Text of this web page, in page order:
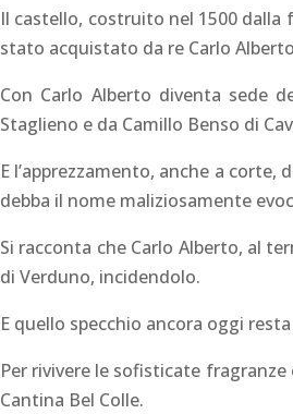
Il castello, costruito nel 1500 dalla
stato acquistato da re Carlo
Con Carlo Alberto diventa sede
Staglieno e da Camillo Benso di
E l’apprezzamento, anche a
debba il nome maliziosamente
Si racconta che Carlo Alberto, al
di Verduno, incidendolo.
E quello specchio ancora oggi
Per rivivere le sofisticate
Cantina Bel Colle.